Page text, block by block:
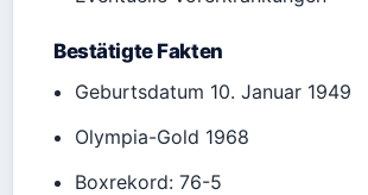
Bestätigte Fakten
Geburtsdatum 10. Januar 1949
Olympia-Gold 1968
Boxrekord: 76-5